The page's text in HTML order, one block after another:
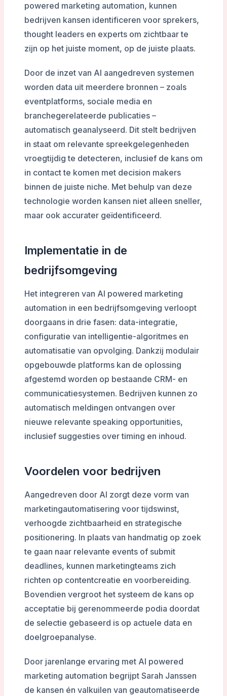
powered marketing automation, kunnen
bedrijven kansen identificeren voor sprekers,
thought leaders en experts om zichtbaar te
zijn op het juiste moment, op de juiste plaats.
Door de inzet van AI aangedreven systemen
worden data uit meerdere bronnen – zoals
eventplatforms, sociale media en
branchegerelateerde publicaties –
automatisch geanalyseerd. Dit stelt bedrijven
in staat om relevante spreekgelegenheden
vroegtijdig te detecteren, inclusief de kans om
in contact te komen met decision makers
binnen de juiste niche. Met behulp van deze
technologie worden kansen niet alleen sneller,
maar ook accurater geïdentificeerd.
Implementatie in de
bedrijfsomgeving
Het integreren van AI powered marketing
automation in een bedrijfsomgeving verloopt
doorgaans in drie fasen: data-integratie,
configuratie van intelligentie-algoritmes en
automatisatie van opvolging. Dankzij modulair
opgebouwde platforms kan de oplossing
afgestemd worden op bestaande CRM- en
communicatiesystemen. Bedrijven kunnen zo
automatisch meldingen ontvangen over
nieuwe relevante speaking opportunities,
inclusief suggesties over timing en inhoud.
Voordelen voor bedrijven
Aangedreven door AI zorgt deze vorm van
marketingautomatisering voor tijdswinst,
verhoogde zichtbaarheid en strategische
positionering. In plaats van handmatig op zoek
te gaan naar relevante events of submit
deadlines, kunnen marketingteams zich
richten op contentcreatie en voorbereiding.
Bovendien vergroot het systeem de kans op
acceptatie bij gerenommeerde podia doordat
de selectie gebaseerd is op actuele data en
doelgroepanalyse.
Door jarenlange ervaring met AI powered
marketing automation begrijpt Sarah Janssen
de kansen én valkuilen van geautomatiseerde